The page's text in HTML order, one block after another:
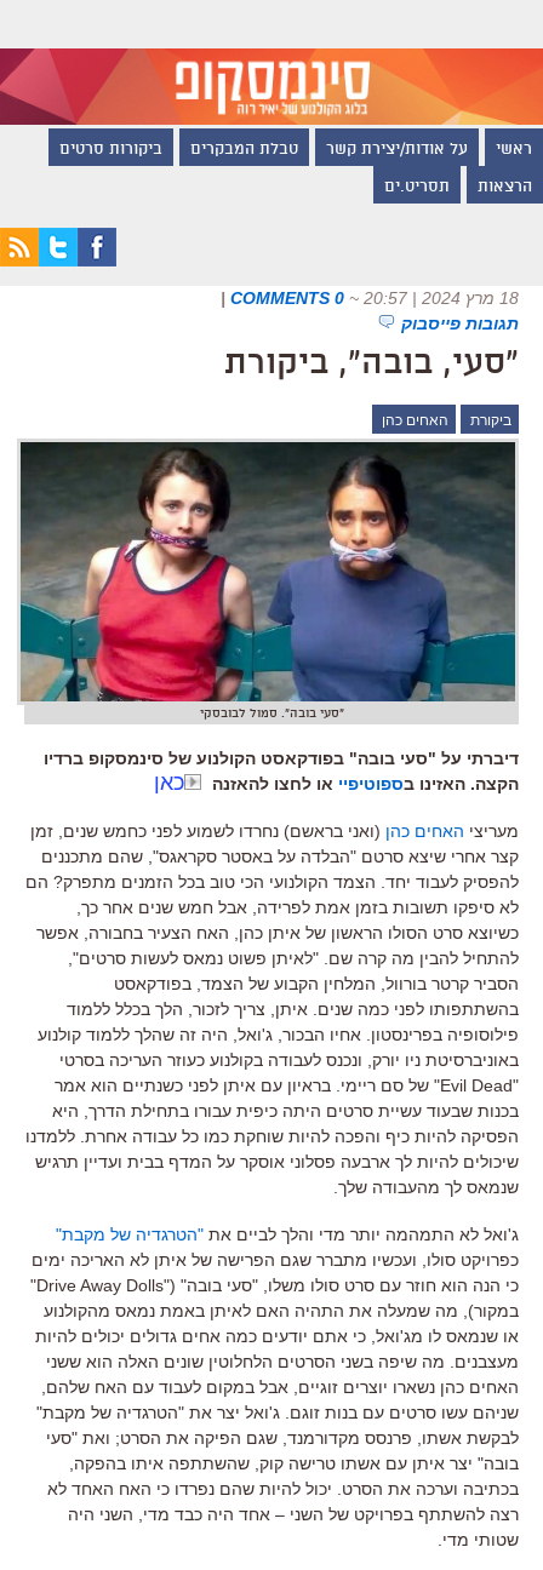
ראשי על אודות/יצירת קשר טבלת המבקרים ביקורות סרטים
הרצאות תסריט.ים
18 מרץ 2024 | 20:57 ~
0 COMMENTS
|
תגובות פייסבוק
"סעי, בובה", ביקורת
ביקורת האחים כהן
"סעי בובה". סמול לבובסקי
דיברתי על "סעי בובה" בפודקאסט הקולנוע של סינמסקופ ברדיו
הקצה. האזינו בספוטיפיי או לחצו להאזנה כאן
מעריצי האחים כהן (ואני בראשם) נחרדו לשמוע לפני כחמש שנים, זמן
קצר אחרי שיצא סרטם "הבלדה על באסטר סקראגס", שהם מתכננים
להפסיק לעבוד יחד. הצמד הקולנועי הכי טוב בכל הזמנים מתפרק? הם
לא סיפקו תשובות בזמן אמת לפרידה, אבל חמש שנים אחר כך,
כשיוצא סרט הסולו הראשון של איתן כהן, האח הצעיר בחבורה, אפשר
להתחיל להבין מה קרה שם. "לאיתן פשוט נמאס לעשות סרטים",
הסביר קרטר בורוול, המלחין הקבוע של הצמד, בפודקאסט
בהשתתפותו לפני כמה שנים. איתן, צריך לזכור, הלך בכלל ללמוד
פילוסופיה בפרינסטון. אחיו הבכור, ג'ואל, היה זה שהלך ללמוד קולנוע
באוניברסיטת ניו יורק, ונכנס לעבודה בקולנוע כעוזר העריכה בסרטי
"Evil Dead"
של סם ריימי. בראיון עם איתן לפני כשנתיים הוא אמר
בכנות שבעוד עשיית סרטים היתה כיפית עבורו בתחילת הדרך, היא
הפסיקה להיות כיף והפכה להיות שוחקת כמו כל עבודה אחרת. ללמדנו
שיכולים להיות לך ארבעה פסלוני אוסקר על המדף בבית ועדיין תרגיש
שנמאס לך מהעבודה שלך.
ג'ואל לא התמהמה יותר מדי והלך לביים את "הטרגדיה של מקבת"
כפרויקט סולו, ועכשיו מתברר שגם הפרישה של איתן לא האריכה ימים
כי הנה הוא חוזר עם סרט סולו משלו, "סעי בובה" ("Drive Away Dolls"
במקור), מה שמעלה את התהיה האם לאיתן באמת נמאס מהקולנוע
או שנמאס לו מג'ואל, כי אתם יודעים כמה אחים גדולים יכולים להיות
מעצבנים. מה שיפה בשני הסרטים הלחלוטין שונים האלה הוא ששני
האחים כהן נשארו יוצרים זוגיים, אבל במקום לעבוד עם האח שלהם,
שניהם עשו סרטים עם בנות זוגם. ג'ואל יצר את "הטרגדיה של מקבת"
לבקשת אשתו, פרנסס מקדורמנד, שגם הפיקה את הסרט; ואת "סעי
בובה" יצר איתן עם אשתו טרישה קוק, שהשתתפה איתו בהפקה,
בכתיבה וערכה את הסרט. יכול להיות שהם נפרדו כי האח האחד לא
רצה להשתתף בפרויקט של השני – אחד היה כבד מדי, השני היה
שטותי מדי.